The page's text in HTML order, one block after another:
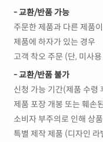
- 교환/반품 가능
주문한 제품과 다른 제품
제품에 하자가 있는 경우
고객 착오 주문 (단, 미사
- 교환/반품 불가
신청 가능 기간(제품 수령
제품 포장 개봉 또는 훼손
소비자 부주의로 인해 상
특별 제작 제품 (디자인